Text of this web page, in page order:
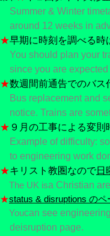
Summer & Winter
around 12 weeks in
★早期に時刻を調べる時
You should plan your
since you are expected
★数週間前通告でのバス
Bus replacement and
notice. Trains are
★ ９月の工事による変
Example of difficulty:
to engineering work do
★キリスト教圏なので日
The UK isa Christian
★status & disruptions のペ
Youcan see
deisruption page.